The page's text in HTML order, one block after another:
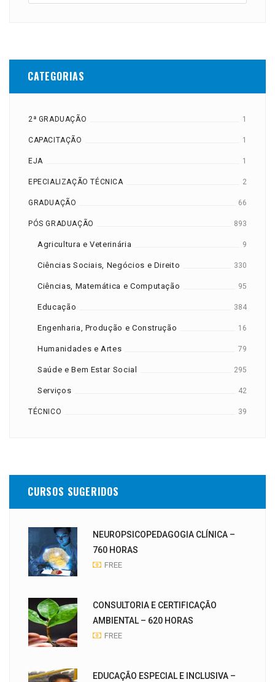
CATEGORIAS
2ª GRADUAÇÃO 1
CAPACITAÇÃO 1
EJA 1
EPECIALIZAÇÃO TÉCNICA 2
GRADUAÇÃO 66
PÓS GRADUAÇÃO 893
Agricultura e Veterinária 9
Ciências Sociais, Negócios e Direito 330
Ciências, Matemática e Computação 95
Educação 384
Engenharia, Produção e Construção 16
Humanidades e Artes 79
Saúde e Bem Estar Social 295
Serviços 42
TÉCNICO 39
CURSOS SUGERIDOS
NEUROPSICOPEDAGOGIA CLÍNICA –
760 HORAS
FREE
CONSULTORIA E CERTIFICAÇÃO
AMBIENTAL – 620 HORAS
FREE
EDUCAÇÃO ESPECIAL E INCLUSIVA –